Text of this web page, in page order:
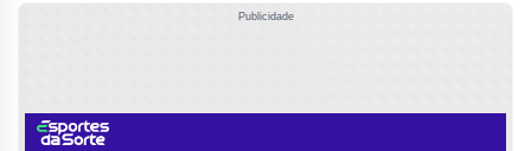
Publicidade